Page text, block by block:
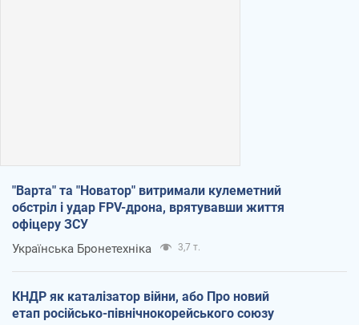
"Варта" та "Новатор" витримали кулеметний
обстріл і удар FPV-дрона, врятувавши життя
офіцеру ЗСУ
Українська Бронетехніка 3,7 т.
КНДР як каталізатор війни, або Про новий
етап російсько-північнокорейського союзу